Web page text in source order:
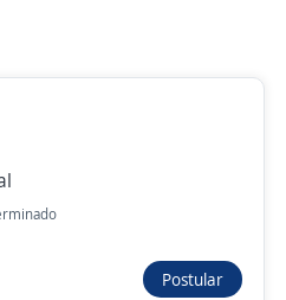
destacado
Postular